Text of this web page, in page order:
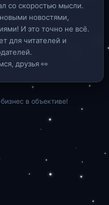
со скоростью мысли.
новостями,
И это точно не всё.
для читателей и
друзья 👀
в объективе!